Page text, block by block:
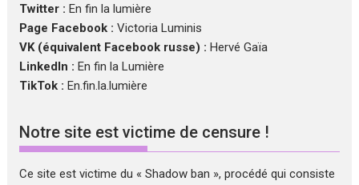
Twitter : En fin la lumière
Page Facebook : Victoria Luminis
VK (équivalent Facebook russe) : Hervé Gaïa
LinkedIn : En fin la Lumière
TikTok : En.fin.la.lumière
Notre site est victime de censure !
Ce site est victime du « Shadow ban », procédé qui consiste